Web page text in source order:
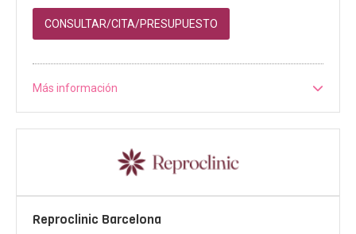
CONSULTAR/CITA/PRESUPUESTO
Más información
Reproclinic Barcelona